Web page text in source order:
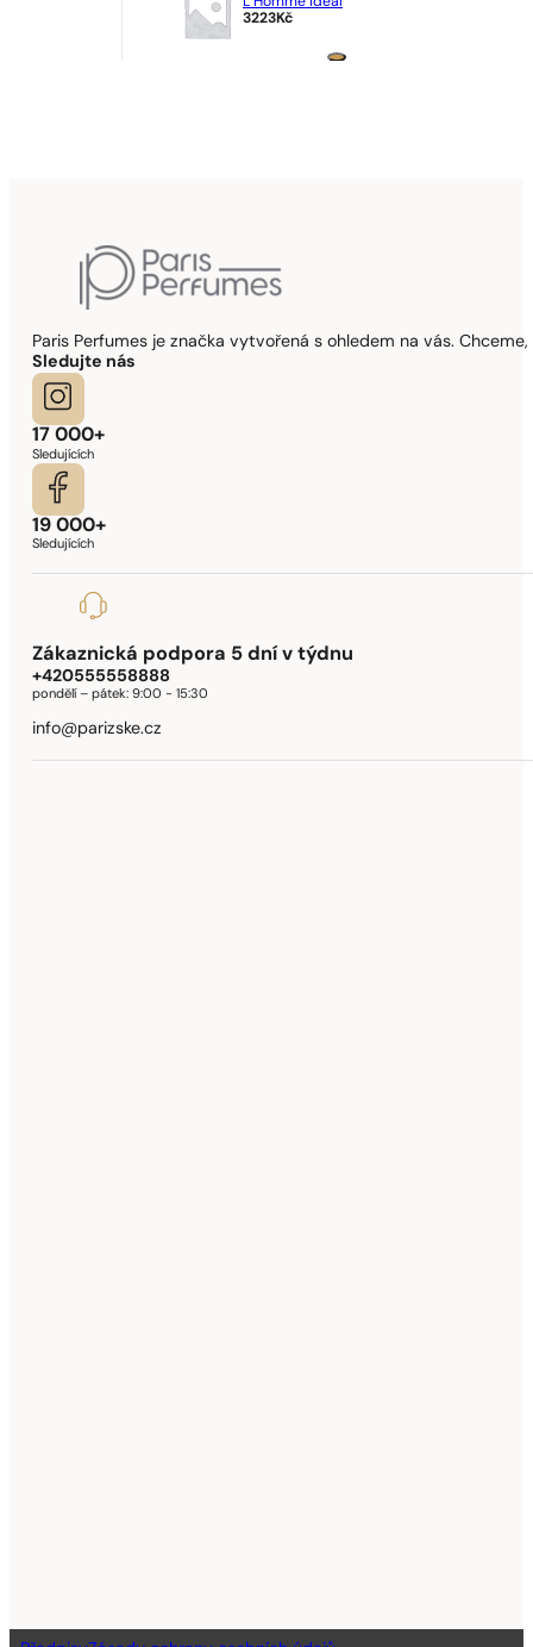
3223Kč
Paris Perfumes je značka vytvořená s ohledem na vás.
Sledujte nás
17 000+
Sledujících
19 000+
Sledujících
Zákaznická podpora 5 dní v týdnu
+420555558888
pondělí – pátek:9:00 - 15:30
info@parizske.cz